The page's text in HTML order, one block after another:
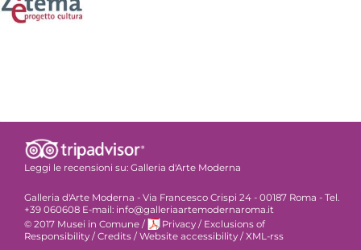
Leggi le recensioni su: Galleria d'Arte Moderna
Galleria d'Arte Moderna - Via Francesco Crispi 24 - 00187 Roma - Tel.
+39 060608 E-mail: info@galleriaartemodernaroma.it
© 2017 Musei in Comune / Privacy / Exclusions of
Responsibility / Credits / Website accessibility / XML-rss